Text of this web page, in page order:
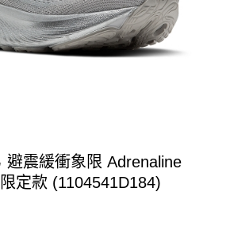
避震緩衝象限 Adrenaline
定款 (1104541D184)